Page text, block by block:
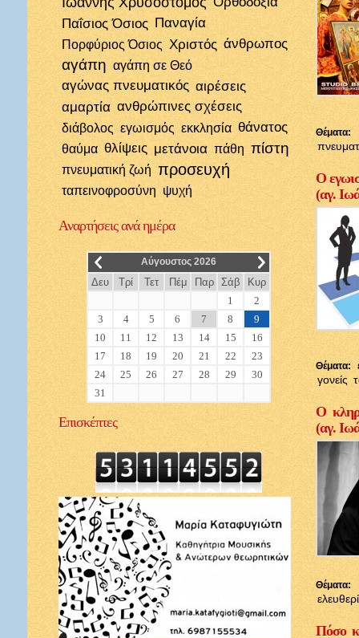
Παΐσιος Όσιος Παναγία
Πορφύριος Όσιος Χριστός άνθρωπος
αγάπη αγάπη σε Θεό
αγώνας πνευματικός αιρέσεις
αμαρτία ανθρώπινες σχέσεις
διάβολος εγωισμός εκκλησία θάνατος
θαύμα θλίψεις μετάνοια πάθη πίστη
πνευματική ζωή προσευχή
ταπεινοφροσύνη ψυχή
Αναρτήσειςανά ημέρα
__ Αύγουστος 2026 __
Δευ Τρί Τετ Πέμ Παρ Σάβ
Κυρ
1
2
3
4 5 6 7 8
9
10
11 12 13 14 15
16
17
18 19 20 21 22
23
24
25 26 27 28 29
30
31
Επισκέπτες
Θέματα:
Ο
(αγ.
Θέματα:
γονείς
Ο
(αγ.
Θέματα:
Πόσο